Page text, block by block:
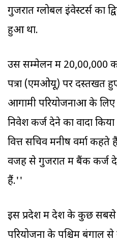
गुजरात ग्लोबल इंवेस्टर्स का
हुआ था.
उस सम्मेलन में 20,00,000
पत्रों (एमओयू) पर दस्तखत
आगामी परियोजनाओं के
निवेश कर्ज देने का वादा
वित्त सचिव मनीष वर्मा कहते
वजह से गुजरात में बैंक कर्ज
हैं.''
इस प्रदेश में देश के कुछ सबसे
परियोजना के पश्चिम बंगाल